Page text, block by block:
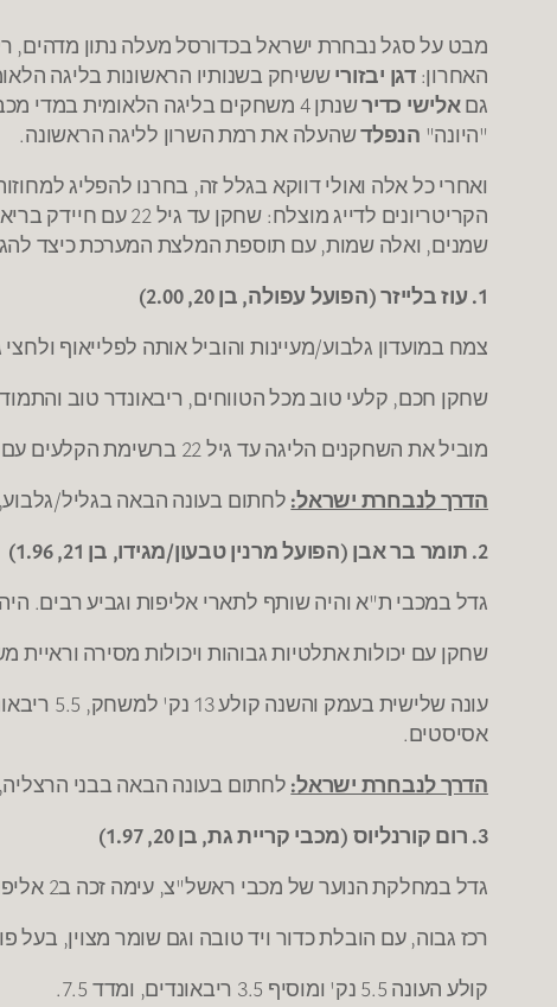
מבט על סגל נבחרת ישראל בכדורסל מעלה נתון מדהים,
האחרון:דגן יבזוריששיחק בשנותיו הראשונות בליגה
גםאלישי כדירשנתן 4 משחקים בליגה הלאומית במדי מכבי ר"ג. נתון נוסף: מתוך רשימת 10 הקלעים המובילים של נבחרת ישראל, רק אחד שיחק בליגה הלאומית,
"היונה" הנפלדשהעלה את רמת השרון לליגה הראשונה.
ואחרי כל אלה ואולי דווקא בגלל זה, בחרנו להפליג
הקריטריונים
שמנים, ואלה שמות, עם תוספת המלצת המערכת כיצד
1. עוז בלייזר (הפועל עפולה, בן 20, 2.00)
צמח במועדון גלבוע/מעיינות והוביל אותה לפלייאוף
שחקן חכם, קלעי טוב מכל הטווחים, ריבאונדר טוב
מוביל את השחקנים הליגה עד גיל 22 ברשימת הקלעים עם 15.5 נק' למשחק, 8 ריבאונדים ומדד 20 (3 בין הישראלים), ואת הפועל עפולה לעונה טובה בצמרת הליגה.
הדרך לנבחרת ישראל: לחתום בעונה הבאה בגליל/
2. תומר בר אבן (הפועל מרנין טבעון/מגידו, בן 21, 1.96)
גדל במכבי ת"א והיה שותף לתארי אליפות וגביע רבים.
שחקן עם יכולות אתלטיות גבוהות ויכולות מסירה
אסיסטים.
הדרך לנבחרת ישראל: לחתום בעונה הבאה בבני
3. רום קורנליוס (מכבי קריית גת, בן 20, 1.97)
גדל במחלקת הנוער של מכבי ראשל"צ, עימה זכה ב2 אליפויות הנוער. הספיק לשחק גם בבוגרים ובנו של גרג האגדי.
רכז גבוה, עם הובלת כדור ויד טובה וגם שומר מצוין, בעל
קולע העונה 5.5 נק' ומוסיף 3.5 ריבאונדים, ומדד 7.5.